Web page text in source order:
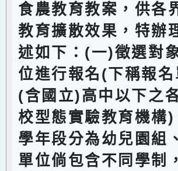
食農教育教案，供各
教育擴散效果，特辦
述如下：(一)徵選對
位進行報名(下稱報
(含國立)高中以下之
校型態實驗教育機構
學年段分為幼兒園組
單位倘包含不同學制